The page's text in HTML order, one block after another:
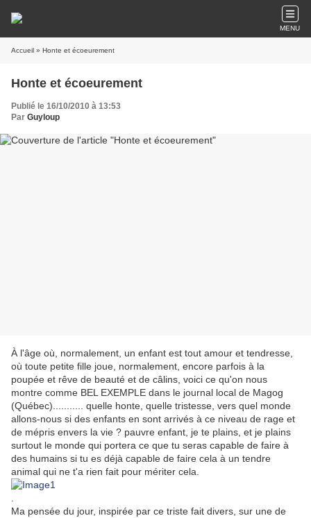
MENU
Accueil » Honte et écoeurement
Honte et écoeurement
Publié le 16/10/2010 à 13:53
Par Guyloup
À l'âge où, normalement, un enfant est tout amour et tendresse,
où toute petite fille joue, normalement, encore parfois à la
poupée et rêve de beauté et de câlins, voici ce qu'on nous
montre comme BEL EXEMPLE dans le journal local de Magog
(Québec)........... quelle honte, quelle tristesse, vers quel monde
allons-nous si des enfants en sont arrivés à ce niveau de rage et
de mépris envers la vie ? pauvre enfant, je te plains, et je plains
surtout le monde qui portera ce que tu seras capable de faire à
des humains si tu es déjà capable de faire cela à un tendre
animal qui ne t'a rien fait pour mériter cela.
Ma pensée du jour, inspirée par ce triste fait divers, sur une de